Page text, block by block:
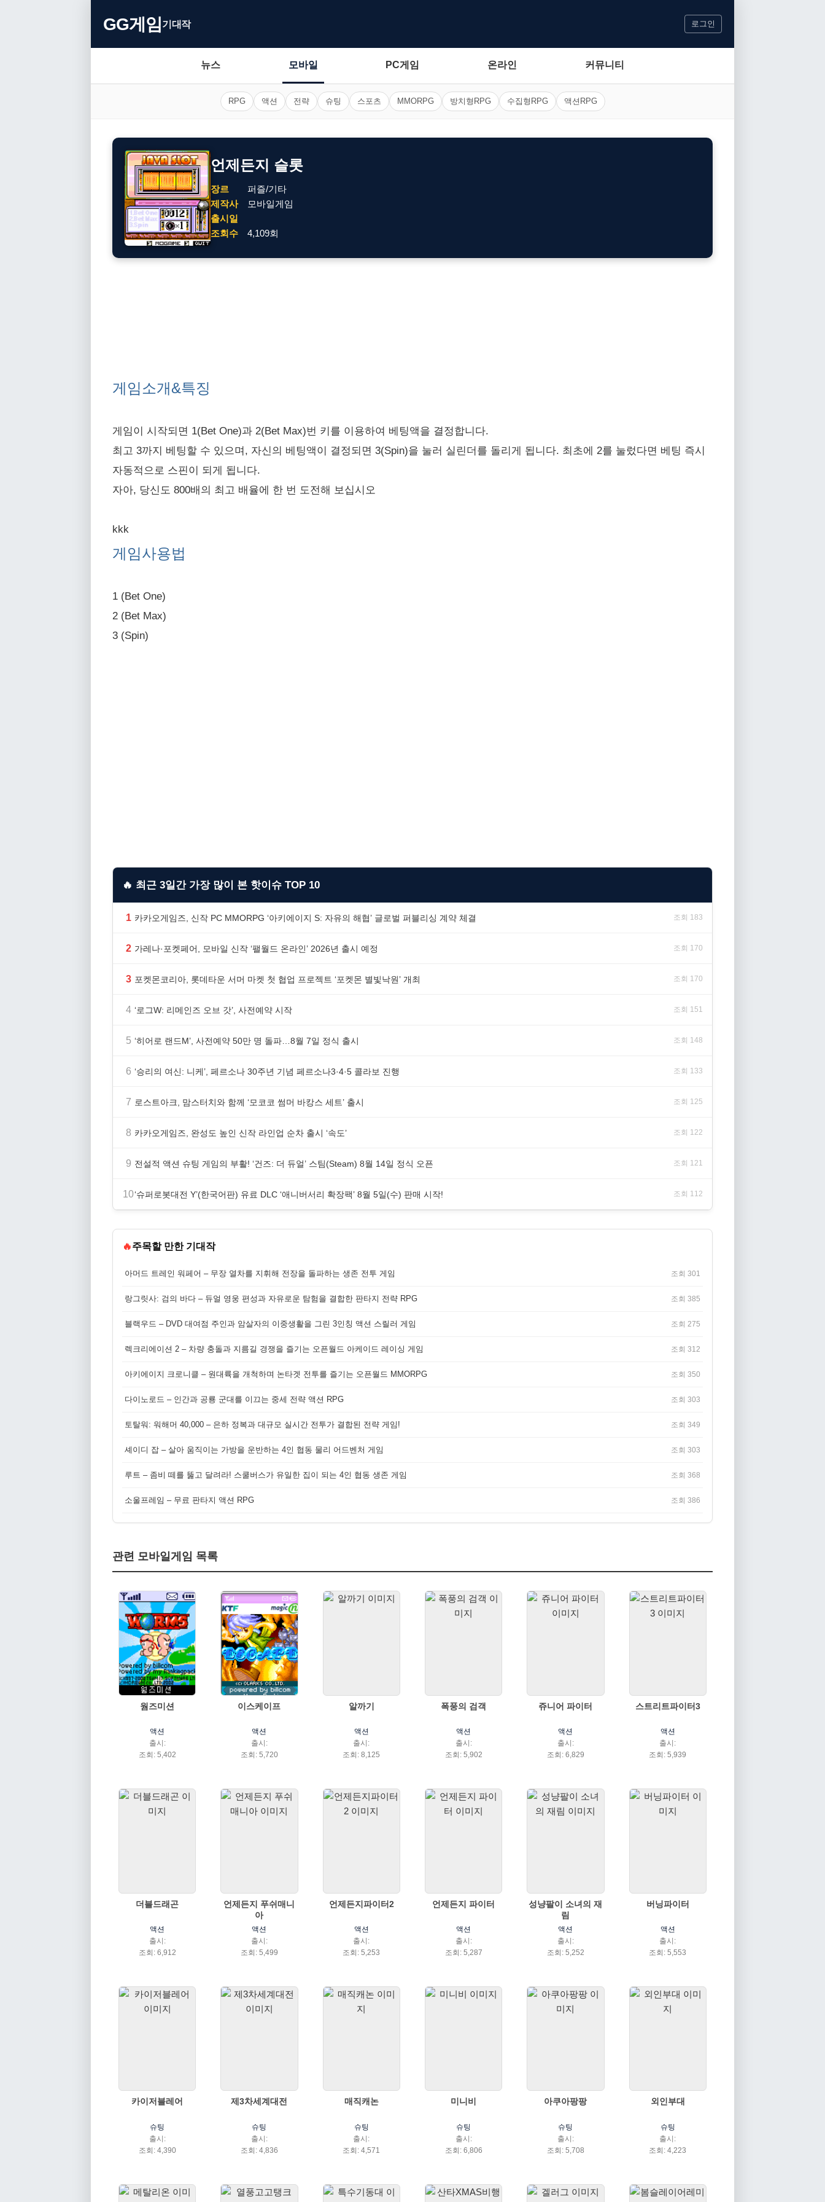
GG게임기대작 로그인
뉴스 모바일 PC게임 온라인 커뮤니티
RPG 액션 전략 슈팅 스포츠 MMORPG 방치형RPG 수집형RPG 액션RPG
언제든지 슬롯
장르
퍼즐/기타
제작사
모바일게임
출시일
조회수
4,109회
게임소개&특징
게임이 시작되면 1(Bet One)과 2(Bet Max)번 키를 이용하여 베팅액을 결정합니다.
최고 3까지 베팅할 수 있으며, 자신의 베팅액이 결정되면 3(Spin)을 눌러 실린더를 돌리게 됩니다. 최초에 2를 눌렀다면 베팅 즉시
자동적으로 스핀이 되게 됩니다.
자아, 당신도 800배의 최고 배율에 한 번 도전해 보십시오
kkk
게임사용법
1 (Bet One)
2 (Bet Max)
3 (Spin)
🔥 최근 3일간 가장 많이 본 핫이슈 TOP 10
1 카카오게임즈, 신작 PC MMORPG ‘아키에이지 S: 자유의 해협’ 글로벌 퍼블리싱 계약 체결 조회 183
2 가레나·포켓페어, 모바일 신작 ‘팰월드 온라인’ 2026년 출시 예정 조회 170
3 포켓몬코리아, 롯데타운 서머 마켓 첫 협업 프로젝트 ‘포켓몬 별빛낙원’ 개최 조회 170
4 ‘로그W: 리메인즈 오브 갓’, 사전예약 시작 조회 151
5 ‘히어로 랜드M’, 사전예약 50만 명 돌파…8월 7일 정식 출시 조회 148
6 ‘승리의 여신: 니케’, 페르소나 30주년 기념 페르소나3·4·5 콜라보 진행 조회 133
7 로스트아크, 맘스터치와 함께 ‘모코코 썸머 바캉스 세트’ 출시 조회 125
8 카카오게임즈, 완성도 높인 신작 라인업 순차 출시 ‘속도’ 조회 122
9 전설적 액션 슈팅 게임의 부활! ‘건즈: 더 듀얼’ 스팀(Steam) 8월 14일 정식 오픈 조회 121
10‘슈퍼로봇대전 Y’(한국어판) 유료 DLC ‘애니버서리 확장팩’ 8월 5일(수) 판매 시작! 조회 112
🔥주목할 만한 기대작
아머드 트레인 워페어 – 무장 열차를 지휘해 전장을 돌파하는 생존 전투 게임 조회 301
랑그릿사: 검의 바다 – 듀얼 영웅 편성과 자유로운 탐험을 결합한 판타지 전략 RPG 조회 385
블랙우드 – DVD 대여점 주인과 암살자의 이중생활을 그린 3인칭 액션 스릴러 게임 조회 275
렉크리에이션 2 – 차량 충돌과 지름길 경쟁을 즐기는 오픈월드 아케이드 레이싱 게임 조회 312
아키에이지 크로니클 – 원대륙을 개척하며 논타겟 전투를 즐기는 오픈월드 MMORPG 조회 350
다이노로드 – 인간과 공룡 군대를 이끄는 중세 전략 액션 RPG 조회 303
토탈워: 워해머 40,000 – 은하 정복과 대규모 실시간 전투가 결합된 전략 게임! 조회 349
셰이디 잡 – 살아 움직이는 가방을 운반하는 4인 협동 물리 어드벤처 게임 조회 303
루트 – 좀비 떼를 뚫고 달려라! 스쿨버스가 유일한 집이 되는 4인 협동 생존 게임 조회 368
소울프레임 – 무료 판타지 액션 RPG 조회 386
관련 모바일게임 목록
웜즈미션
액션
출시:
조회: 5,402
이스케이프
액션
출시:
조회: 5,720
알까기
액션
출시:
조회: 8,125
폭풍의 검객
액션
출시:
조회: 5,902
쥬니어 파이터
액션
출시:
조회: 6,829
스트리트파이터3
액션
출시:
조회: 5,939
더블드래곤
액션
출시:
조회: 6,912
언제든지 푸쉬매니
아
액션
출시:
조회: 5,499
언제든지파이터2
액션
출시:
조회: 5,253
언제든지 파이터
액션
출시:
조회: 5,287
성냥팔이 소녀의 재
림
액션
출시:
조회: 5,252
버닝파이터
액션
출시:
조회: 5,553
카이저블레어
슈팅
출시:
조회: 4,390
제3차세계대전
슈팅
출시:
조회: 4,836
매직캐논
슈팅
출시:
조회: 4,571
미니비
슈팅
출시:
조회: 6,806
아쿠아팡팡
슈팅
출시:
조회: 5,708
외인부대
슈팅
출시:
조회: 4,223